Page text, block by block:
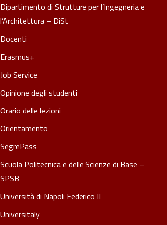
Dipartimento di Strutture per l’Ingegneria e
l’Architettura – DiSt
Docenti
Erasmus+
Job Service
Opinione degli studenti
Orario delle lezioni
Orientamento
SegrePass
Scuola Politecnica e delle Scienze di Base –
SPSB
Università di Napoli Federico II
Universitaly